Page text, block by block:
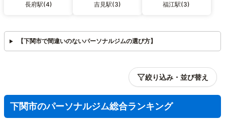
長府駅(4) 吉見駅(3) 福江駅(3)
【下関市で間違いのないパーソナルジムの選び方】
絞り込み・並び替え
下関市のパーソナルジム総合ランキング